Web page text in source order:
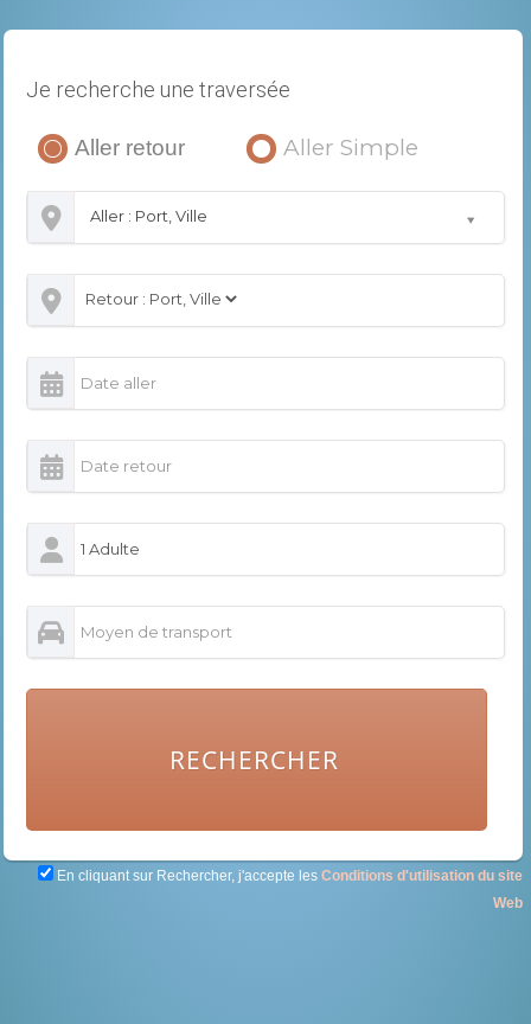
Je recherche une traversée
Aller retour Aller Simple
Aller : Port, Ville
RECHERCHER
En cliquant sur Rechercher, j'accepte les Conditions d'utilisation du site
Web